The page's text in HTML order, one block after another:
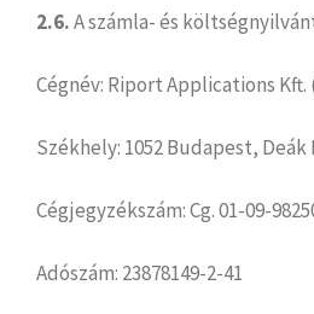
2.6.A számla- és
Cégnév: Riport Applications Kft.
Székhely: 1052 Budapest, Deák
Cégjegyzékszám: Cg. 01-09-
Adószám: 23878149-2-41